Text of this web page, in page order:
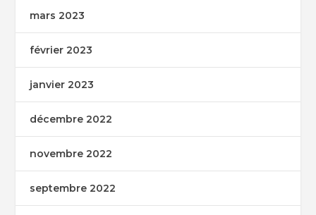
mars 2023
février 2023
janvier 2023
décembre 2022
novembre 2022
septembre 2022